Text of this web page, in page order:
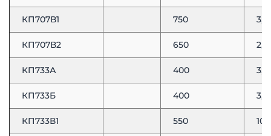
КП707В1 750 3,0
КП707В2 650 2,3
КП733А 400 3,6
КП733Б 400 3,6
КП733В1 550 10